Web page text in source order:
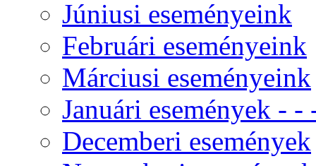
Júniusi eseményeink
Februári eseményeink
Márciusi eseményeink
Januári események -
Decemberi események